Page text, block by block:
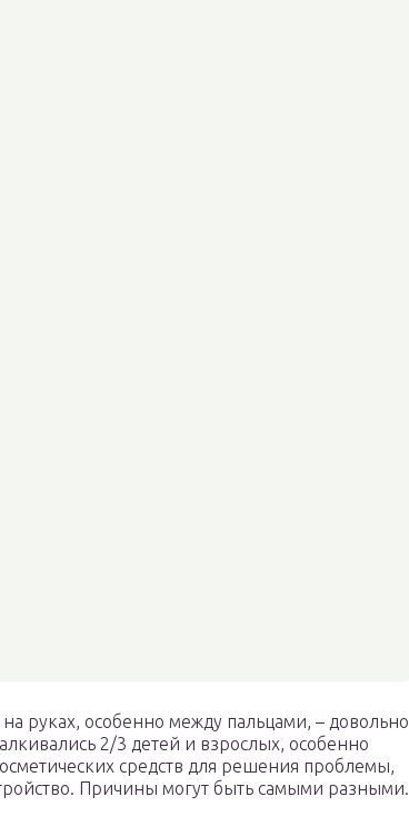
руках, особенно между пальцами, – довольно
2/3 детей и взрослых, особенно
средств для решения проблемы,
Причины могут быть самыми разными.